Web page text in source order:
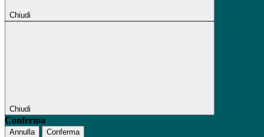
Chiudi
Chiudi
Conferma
Annulla Conferma